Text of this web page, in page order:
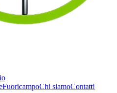
FuoricampoChi siamoContatti